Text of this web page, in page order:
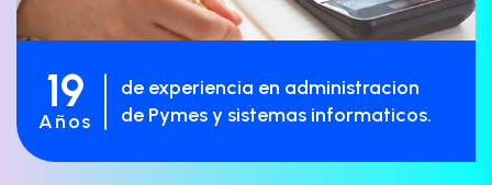
19
Años
de experiencia en administracion
de Pymes y sistemas informaticos.